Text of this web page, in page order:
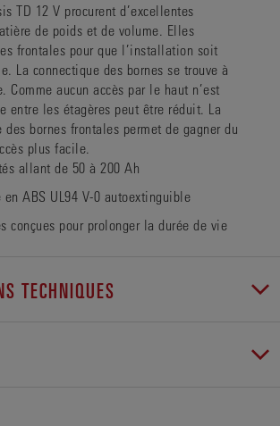
TD 12 V procurent d’excellentes
de poids et de volume. Elles
frontales pour que l’installation soit
La connectique des bornes se trouve à
Comme aucun accès par le haut n’est
entre les étagères peut être réduit. La
bornes frontales permet de gagner du
plus facile.
allant de 50 à 200 Ah
en ABS UL94 V-0 autoextinguible
conçues pour prolonger la durée de vie
TECHNIQUES